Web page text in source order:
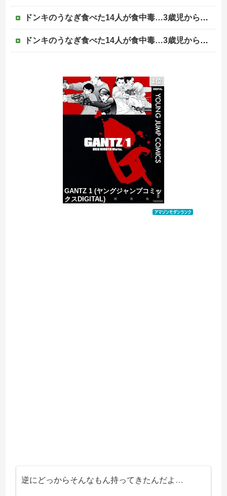
ドンキのうなぎ食べた14人が食中毒…3歳児から75歳まで被害
ドンキのうなぎ食べた14人が食中毒…3歳児から75歳まで被害
海外「コーヒー1杯が6ドルって何なんだ、レシートを二度見した」値上げで買うのをやめたもの…
【速報】高市政権、エース級の財務官僚・一松旬氏を左遷「彼は協力的でなかった」財務省の言いなりではないことが判明
【移民政策反対】イオンの売り場で唐揚げを食う中国人の子供
1位
GANTZ 1 (ヤングジャンプコミッ
クスDIGITAL)
価格：¥100
逆にどっからそんなもん持ってきたんだよ…